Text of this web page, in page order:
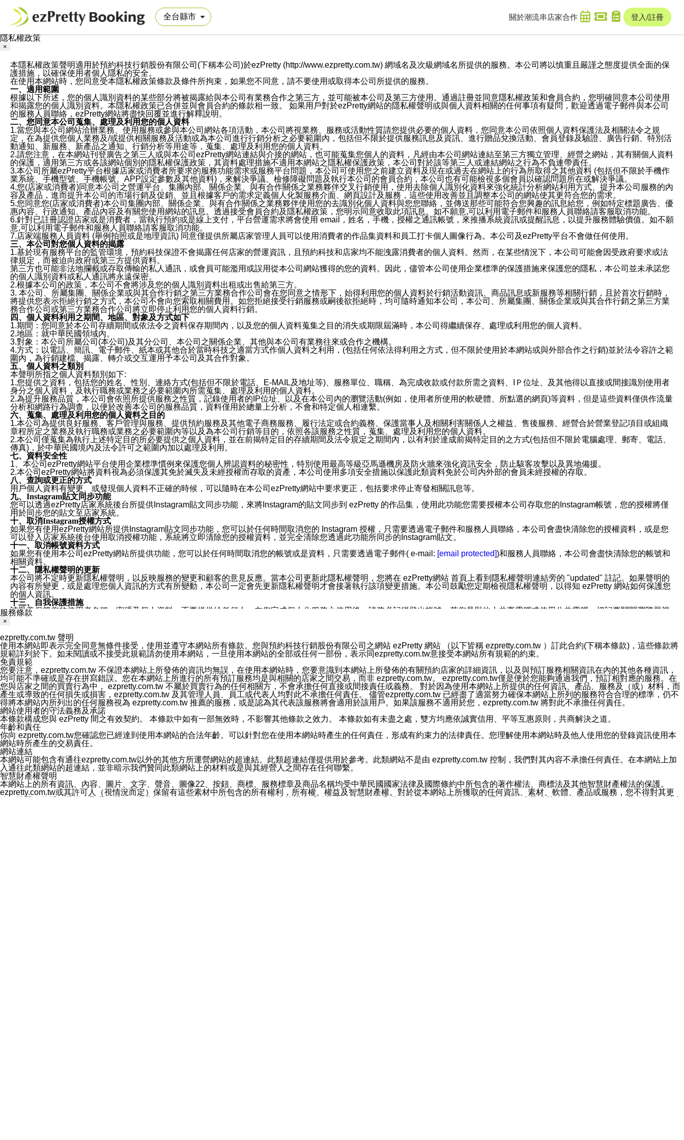
關於潮流串 店家合作 登入/註冊
隱私權政策
×
本隱私權政策聲明適用於預約科技行銷股份有限公司(下稱本公司)於ezPretty (http://www.ezpretty.com.tw) 網域名及次級網域名所提供的服務。本公司將以慎重且嚴謹之態度提供全面的保
護措施，以確保使用者個人隱私的安全。
在使用本網站時，您同意受本隱私權政策條款及條件所拘束，如果您不同意，請不要使用或取得本公司所提供的服務。
一、適用範圍
根據以下所述，您的個人識別資料的某些部分將被揭露給與本公司有業務合作之第三方，並可能被本公司及第三方使用。通過註冊並同意隱私權政策和會員合約，您明確同意本公司使用
和揭露您的個人識別資料。本隱私權政策已合併並與會員合約的條款相一致。 如果用戶對於ezPretty網站的隱私權聲明或與個人資料相關的任何事項有疑問，歡迎透過電子郵件與本公司
的服務人員聯絡，ezPretty網站將盡快回覆並進行解釋說明。
二、您同意本公司蒐集、處理及利用您的個人資料
1.當您與本公司網站洽辦業務、使用服務或參與本公司網站各項活動，本公司將視業務、服務或活動性質請您提供必要的個人資料，您同意本公司依照個人資料保護法及相關法令之規
定，在為提供您個人業務及/或提供相關服務及活動或為本公司進行行銷分析之必要範圍內，包括但不限於提供服務訊息及資訊、進行贈品兌換活動、會員登錄及驗證、廣告行銷、特別活
動通知、新服務、新產品之通知、行銷分析等用途等，蒐集、處理及利用您的個人資料。
2.請您注意，在本網站刊登廣告之第三人或與本公司ezPretty網站連結與介接的網站，也可能蒐集您個人的資料，凡經由本公司網站連結至第三方獨立管理、經營之網站，其有關個人資料
的保護，適用第三方或各該網站個別的隱私權保護政策，其資料處理措施不適用本網站之隱私權保護政策，本公司對於該等第三人或連結網站之行為不負連帶責任。
3.本公司所屬ezPretty平台根據店家或消費者所要求的服務功能需求或服務平台問題，本公司可使用您之前建立資料及現在或過去在網站上的行為所取得之其他資料 (包括但不限於手機作
業系統、手機型號、手機帳號、APP設定參數及其他資料)，來解決爭議、檢修障礙問題及執行本公司的會員合約，本公司也有可能檢視多個會員以確認問題所在或解決爭議。
4.您(店家或消費者)同意本公司之營運平台、集團內部、關係企業、與有合作關係之業務夥伴交叉行銷使用，使用去除個人識別化資料來強化統計分析網站利用方式、提升本公司服務的內
容及產品，進而提升本公司的市場行銷及促銷、並且根據客戶的需求定義個人化製服務介面、網頁設計及服務，這些使用改善並且調整本公司的網站使其更符合您的需求。
5.您同意您(店家或消費者)本公司集團內部、關係企業、與有合作關係之業務夥伴使用您的去識別化個人資料與您您聯絡，並傳送那些可能符合您興趣的訊息給您，例如特定標題廣告、優
惠內容、行政通知、產品內容及有關您使用網站的訊息。透過接受會員合約及隱私權政策，您明示同意收取此項訊息。如不願意,可以利用電子郵件和服務人員聯絡請客服取消功能。
6.針對已註冊認證店家或是消費者，當執行預約或是線上支付，平台營運需求將會使用 email，姓名，手機，授權之通訊帳號，來推播系統資訊或提醒訊息，以提升服務體驗價值。如不願
意,可以利用電子郵件和服務人員聯絡請客服取消功能。
7.店家端服務人員資料 (舉例拍照或是地理資訊) 同意僅提供所屬店家管理人員可以使用消費者的作品集資料和員工打卡個人圖像行為。本公司及ezPretty平台不會做任何使用。
三、本公司對您個人資料的揭露
1.基於現有服務平台的監管環境，預約科技保證不會揭露任何店家的營運資訊，且預約科技和店家均不能洩露消費者的個人資料。然而，在某些情況下，本公司可能會因受政府要求或法
律規定，而被迫向政府或第三方提供資料。
第三方也可能非法地攔截或存取傳輸的私人通訊，或會員可能濫用或誤用從本公司網站獲得的您的資料。因此，儘管本公司使用企業標準的保護措施來保護您的隱私，本公司並未承諾您
的個人識別資料或私人通訊將永遠保密。
2.根據本公司的政策，本公司不會將涉及您的個人識別資料出租或出售給第三方。
3. 本公司、所屬集團、關係企業或與其合作行銷之第三方業務合作公司會在您同意之情形下，始得利用您的個人資料於行銷活動資訊、商品訊息或新服務等相關行銷，且於首次行銷時，
將提供您表示拒絕行銷之方式，本公司不會向您索取相關費用。如您拒絕接受行銷服務或嗣後欲拒絕時，均可隨時通知本公司，本公司、所屬集團、關係企業或與其合作行銷之第三方業
務合作公司或第三方業務合作公司將立即停止利用您的個人資料行銷。
四、個人資料利用之期間、地區、對象及方式如下
1.期間：您同意於本公司存續期間或依法令之資料保存期間內，以及您的個人資料蒐集之目的消失或期限屆滿時，本公司得繼續保存、處理或利用您的個人資料。
2.地區：就中華民國領域內。
3.對象：本公司所屬公司(本公司)及其分公司、本公司之關係企業、其他與本公司有業務往來或合作之機構。
4.方式：以電話、簡訊、電子郵件、紙本或其他合於當時科技之適當方式作個人資料之利用，(包括任何依法得利用之方式，但不限於使用於本網站或與外部合作之行銷)並於法令容許之範
圍內，為行銷建檔、揭露、轉介或交互運用予本公司及其合作對象。
五、個人資料之類別
本聲明所指之個人資料類別如下:
1.您提供之資料，包括您的姓名、性別、連絡方式(包括但不限於電話、E-MAIL及地址等)、服務單位、職稱、為完成收款或付款所需之資料、IＰ位址、及其他得以直接或間接識別使用者
身分之個人資料，及執行職務或業務之必要範圍內所需蒐集、處理及利用的個人資料。
2.為提升服務品質，本公司會依照所提供服務之性質，記錄使用者的IP位址、以及在本公司內的瀏覽活動(例如，使用者所使用的軟硬體、所點選的網頁)等資料，但是這些資料僅供作流量
分析和網路行為調查，以便於改善本公司的服務品質，資料僅用於總量上分析，不會和特定個人相連繫。
六、蒐集、處理及利用您的個人資料之目的
1.本公司為提供良好服務、客戶管理與服務、提供預約服務及其他電子商務服務、履行法定或合約義務、保護當事人及相關利害關係人之權益、售後服務、經營合於營業登記項目或組織
章程所定之業務及執行職務或業務之必要範圍內等以及為本公司行銷等目的，依照各該服務之性質，蒐集、處理及利用您的個人資料。
2.本公司僅蒐集為執行上述特定目的所必要提供之個人資料，並在前揭特定目的存續期間及法令規定之期間內，以有利於達成前揭特定目的之方式(包括但不限於電腦處理、郵寄、電話、
傳真)，於中華民國境內及法令許可之範圍內加以處理及利用。
七、資料安全性
1、本公司ezPretty網站平台使用企業標準慣例來保護您個人辨認資料的秘密性，特別使用最高等級亞馬遜機房及防火牆來強化資訊安全，防止駭客攻擊以及異地備援。
2.本公司ezPretty網站將資料視為必須保護其免於滅失及未經授權而存取的資產，本公司使用多項安全措施以保護此類資料免於公司內外部的會員未經授權的存取。
八、查詢或更正的方式
用戶個人資料有變更、或發現個人資料不正確的時候，可以隨時在本公司ezPretty網站中要求更正，包括要求停止寄發相關訊息等。
九、Instagram貼文同步功能
您可以透過ezPretty店家系統後台所提供Instagram貼文同步功能，來將Instagram的貼文同步到 ezPretty 的作品集，使用此功能您需要授權本公司存取您的Instagram帳號，您的授權將僅
用於同步您的貼文至店家系統。
十、取消Instagram授權方式
如果您有使用ezPretty網站所提供Instagram貼文同步功能，您可以於任何時間取消您的 Instagram 授權，只需要透過電子郵件和服務人員聯絡，本公司會盡快清除您的授權資料，或是您
可以登入店家系統後台使用取消授權功能，系統將立即清除您的授權資料，並完全清除您透過此功能所同步的Instagram貼文。
十一、取消帳號資料方式
如果您有使用本公司ezPretty網站所提供功能，您可以於任何時間取消您的帳號或是資料，只需要透過電子郵件( e-mail: [email protected])和服務人員聯絡，本公司會盡快清除您的帳號和
相關資料。
十二、隱私權聲明的更新
本公司將不定時更新隱私權聲明，以反映服務的變更和顧客的意見反應。當本公司更新此隱私權聲明，您將在 ezPretty網站 首頁上看到隱私權聲明連結旁的 "updated" 註記。如果聲明的
內容有所變更，或是處理您個人資訊的方式有所變動，本公司一定會先更新隱私權聲明才會接著執行該項變更措施。本公司鼓勵您定期檢視隱私權聲明，以得知 ezPretty 網站如何保護您
的個人資訊。
十三、自我保護措施
請妥善保管您的使用者名稱、密碼及個人資料，不要提供給任何人。在您完成個人化服務之使用後，請務必記得登出帳號。若您是與他人共享電腦或使用公共電腦，切記要關閉瀏覽器視
窗，以防止他人讀取您的個人資料、信件或進入所機關管理區。
您同意本公司網站，透過您所提供的郵件地址與您取得聯絡並傳送或宣傳本網站各項服務之資料或電子郵件供您參考。您能依照該資料或電子郵件所指示之方法、說明或功能連結，隨時
停止接收這些資料或電子郵件。
十五、訊息通知
本公司/本服務將以通知型訊息傳送重要訊息給您。即使未加入本公司/本服務好友，您仍可接收到通知型訊息。
本公司/本服務傳送之通知型訊息以對您有效且重要的訊息為限，以廣告或其他目的的訊息皆不會被傳送。滿足以下三個條件者，將可收到通知型訊息。
1.LINE 帳號設定的電話號碼與本公司/本服務所傳來的電話號碼比對相符。
2.該 LINE 帳號已在 LINE APP 設定中，同意接收通知型訊息。
3.LINE 帳號未封鎖傳送訊息之 LINE 官方帳號。
欲變更通知型訊息的設定，操作如下：
1.點選「主頁」＞「設定」
2.點選「隱私設定」
3.點選「提供使用資料」
4.點選「LINE通知型訊息」
5.開關「接收LINE通知型訊息」
❗️關閉「接收通知型訊息」後，將不會接收到來自任何企業官方帳號或認證官方帳號的通知型訊息。
服務條款
×
ezpretty.com.tw 聲明
使用本網站即表示完全同意無條件接受，使用並遵守本網站所有條款。您與預約科技行銷股份有限公司之網站 ezPretty 網站 （以下皆稱 ezpretty.com.tw ）訂此合約(下稱本條款)，這些條款將
規範詳列於下。如未閱讀或不接受此規範請勿使用本網站，一旦使用本網站的全部或任何一部份，表示同ezpretty.com.tw意接受本網站所有規範的約束。
免責規範
您要注意，ezpretty.com.tw 不保證本網站上所發佈的資訊均無誤，在使用本網站時，您要意識到本網站上所發佈的有關預約店家的詳細資訊，以及與預訂服務相關資訊在內的其他各種資訊，
均可能不準確或是存在拼寫錯誤。您在本網站上所進行的所有預訂服務均是與相關的店家之間交易，而非 ezpretty.com.tw。 ezpretty.com.tw僅是便於您能夠通過我們，預訂相對應的服務。在
您與店家之間的買賣行為中， ezpretty.com.tw 不屬於買賣行為的任何相關方，不會承擔任何直接或間接責任或義務。 對於因為使用本網站上所提供的任何資訊、產品、服務及（或）材料，而
產生或導致的任何損失或損害，ezpretty.com.tw 及其管理人員、員工或代表人均對此不承擔任何責任。 儘管ezpretty.com.tw 已經盡了適當努力確保本網站上所列的服務符合合理的標準，仍不
得將本網站內所列出的任何服務視為 ezpretty.com.tw 推薦的服務，或是認為其代表該服務將會適用於該用戶。如果該服務不適用於您，ezpretty.com.tw 將對此不承擔任何責任。
網站使用者的守法義務及承諾
本條款構成您與 ezPretty 間之有效契約。 本條款中如有一部無效時，不影響其他條款之效力。 本條款如有未盡之處，雙方均應依誠實信用、平等互惠原則，共商解決之道。
年齡和責任
你向 ezpretty.com.tw您確認您已經達到使用本網站的合法年齡。可以針對您在使用本網站時產生的任何責任，形成有約束力的法律責任。您理解使用本網站時及他人使用您的登錄資訊使用本
網站時所產生的交易責任。
網站連結
本網站可能包含有通往ezpretty.com.tw以外的其他方所運營網站的超連結。此類超連結僅提供用於參考。此類網站不是由 ezpretty.com.tw 控制，我們對其內容不承擔任何責任。在本網站上加
入通往此類網站的超連結，並非暗示我們贊同此類網站上的材料或是與其經營人之間存在任何聯繫。
智慧財產權聲明
本網站上的所有資訊、內容、圖片、文字、聲音、圖像22、按鈕、商標、服務標章及商品名稱均受中華民國國家法律及國際條約中所包含的著作權法、商標法及其他智慧財產權法的保護。
ezpretty.com.tw或其許可人（視情況而定）保留有這些素材中所包含的所有權利，所有權、權益及智慧財產權。對於從本網站上所獲取的任何資訊、素材、軟體、產品或服務，您不得對其更